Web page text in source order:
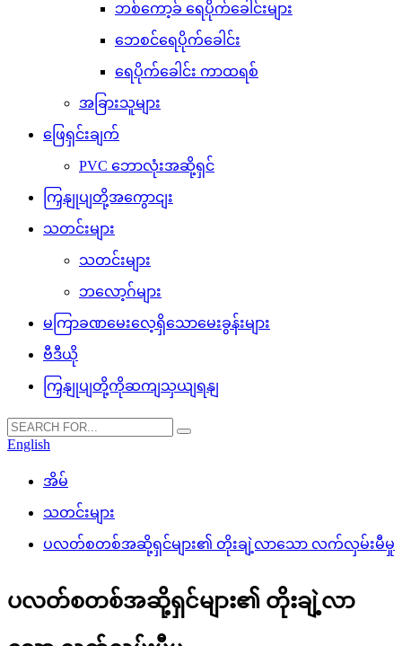
ဘစ်ကော့ခ် ရေပိုက်ခေါင်းများ
ဘေစင်ရေပိုက်ခေါင်း
ရေပိုက်ခေါင်း ကာထရစ်
အခြားသူများ
ဖြေရှင်းချက်
PVC ဘောလုံးအဆို့ရှင်
ကြှနျုပျတို့အကွောငျး
သတင်းများ
သတင်းများ
ဘလော့ဂ်များ
မကြာခဏမေးလေ့ရှိသောမေးခွန်းများ
ဗီဒီယို
ကြှနျုပျတို့ကိုဆကျသှယျရနျ
English
အိမ်
သတင်းများ
ပလတ်စတစ်အဆို့ရှင်များ၏ တိုးချဲ့လာသော လက်လှမ်းမီမှု
ပလတ်စတစ်အဆို့ရှင်များ၏ တိုးချဲ့လာ